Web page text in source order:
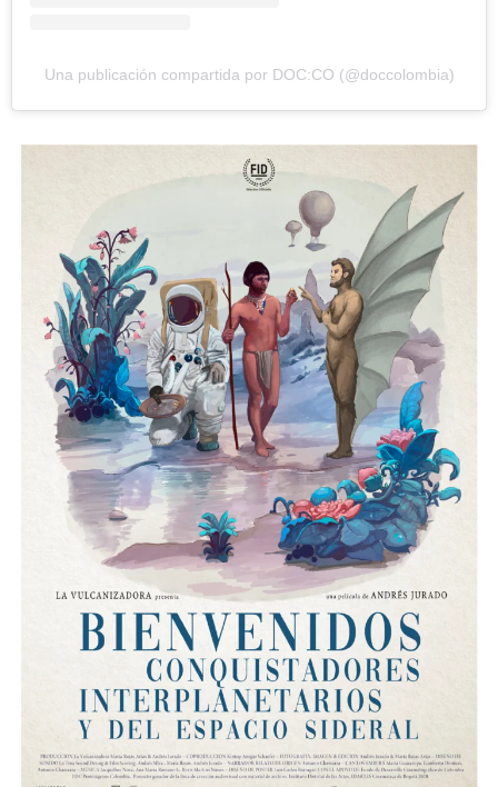
Una publicación compartida por DOC:CO (@doccolombia)